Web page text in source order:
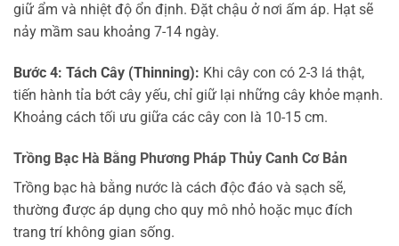
giữ ẩm và nhiệt độ ổn định. Đặt chậu ở nơi ấm áp. Hạt sẽ
nảy mầm sau khoảng 7-14 ngày.
Bước 4: Tách Cây (Thinning): Khi cây con có 2-3 lá thật,
tiến hành tỉa bớt cây yếu, chỉ giữ lại những cây khỏe mạnh.
Khoảng cách tối ưu giữa các cây con là 10-15 cm.
Trồng Bạc Hà Bằng Phương Pháp Thủy Canh Cơ Bản
Trồng bạc hà bằng nước là cách độc đáo và sạch sẽ,
thường được áp dụng cho quy mô nhỏ hoặc mục đích
trang trí không gian sống.